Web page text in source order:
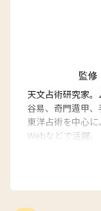
監修
天文占術研究家
谷易、奇門遁甲、
東洋占術を中心に
Webなどで活躍。
小野十傳オフィ